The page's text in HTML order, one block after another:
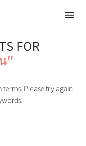
FOR
"
Please try again